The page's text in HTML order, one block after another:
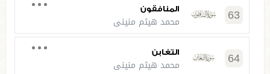
63 المنافقون
محمد هيثم منيني
64 التغابن
محمد هيثم منيني